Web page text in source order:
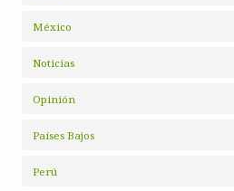
México
Noticias
Opinión
Países Bajos
Perú